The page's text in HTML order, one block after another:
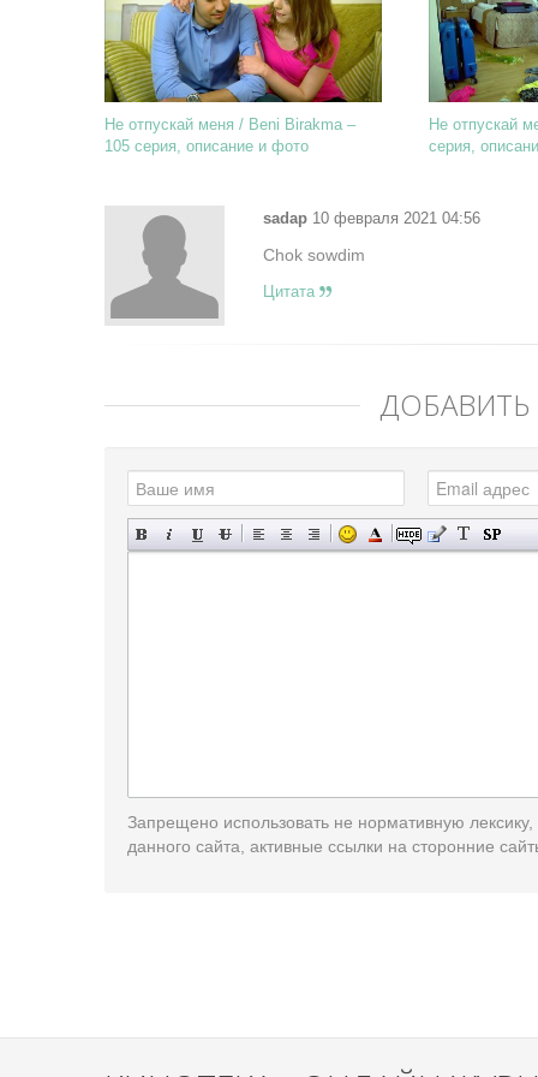
Не отпускай меня / Beni Birakma –
105 серия, описание и фото
Не отпускай
серия,
sadap10 февраля 2021 04:56
Chok sowdim
Цитата
Запрещено использовать не нормативную лексику,
данного сайта, активные ссылки на сторонние